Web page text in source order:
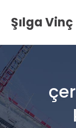
Şılga Vinç